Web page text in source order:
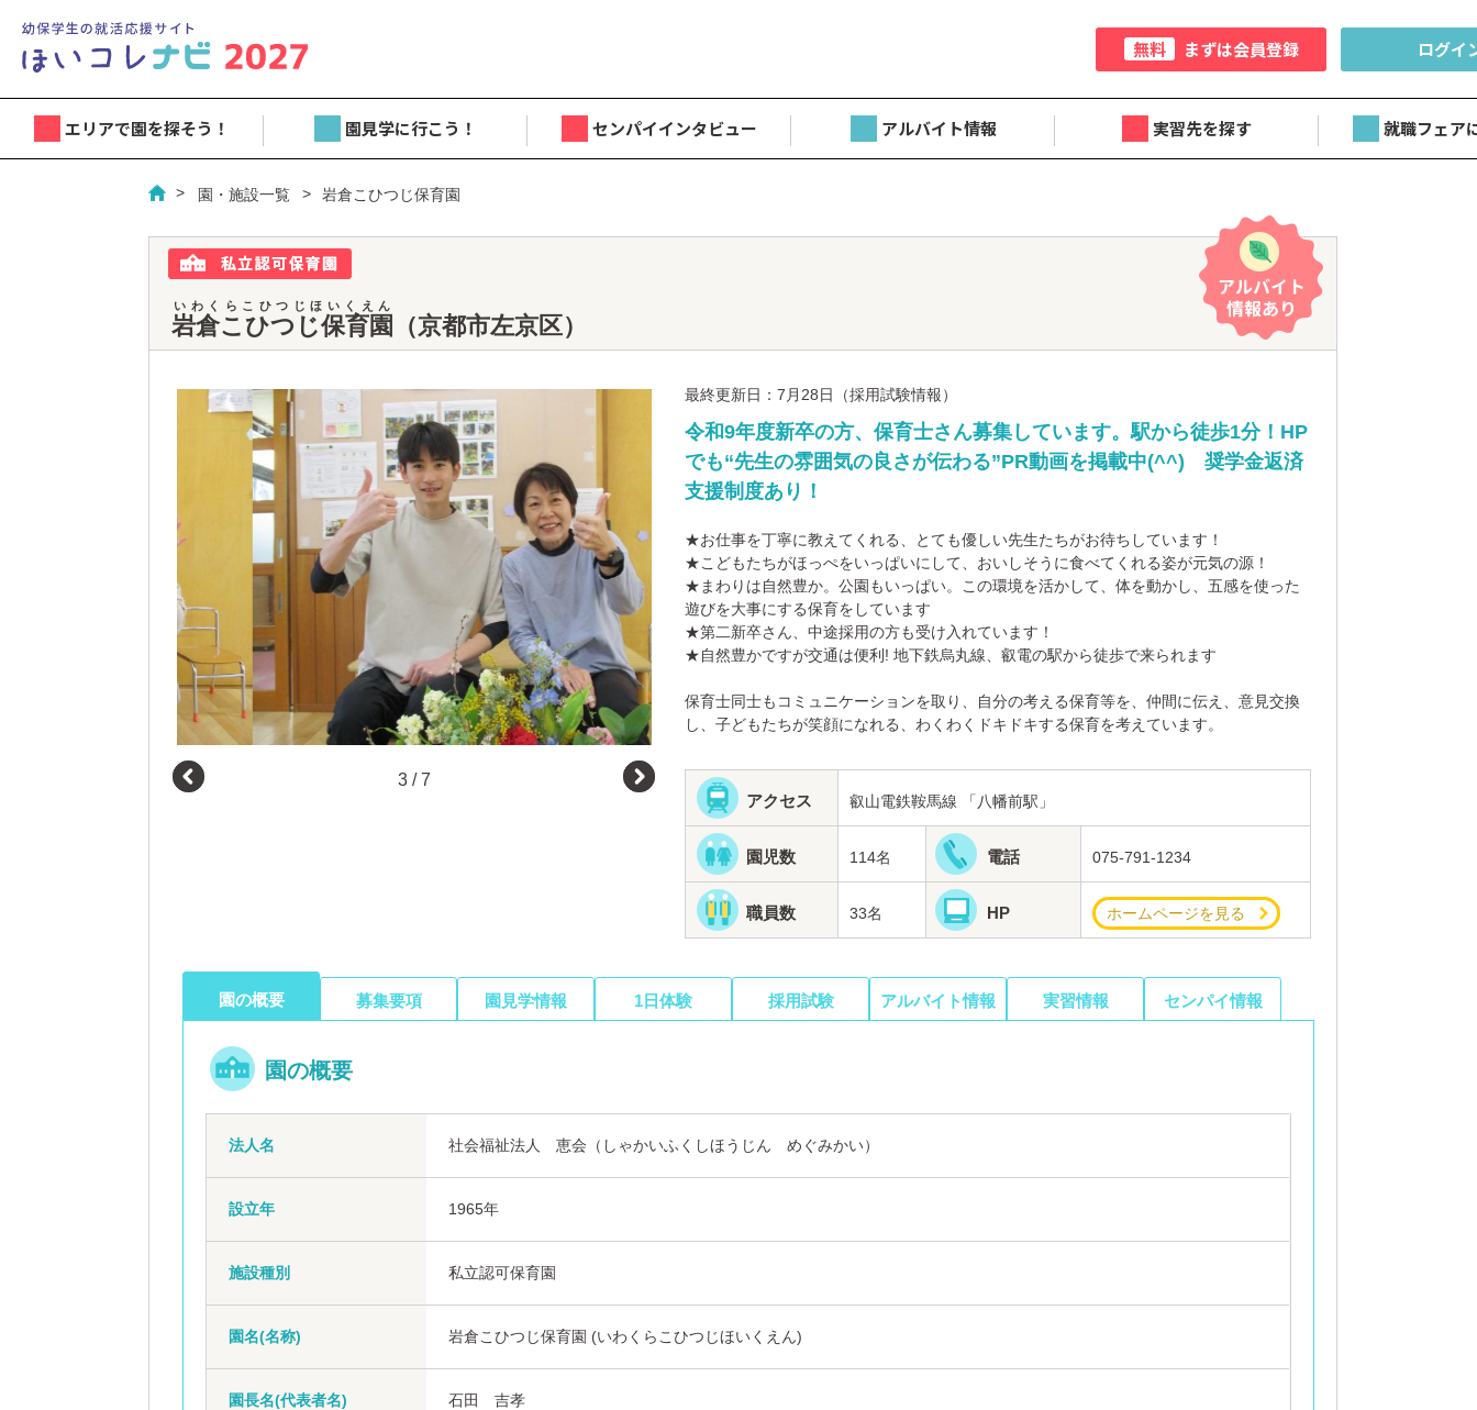
無料 まずは会員登録 ログイ
エリアで園を探そう！ 園見学に行こう！ センパイインタビュー アルバイト情報 実習先を探す 就職フェア
園・施設一覧 岩倉こひつじ保育園
岩倉こひつじ保育園
いわくらこひつじほいくえん
（京都市左京区）
3 /7
最終更新日：7月28日（採用試験情報）
令和9年度新卒の方、保育士さん募集しています。駅から徒歩1分！HP
でも“先生の雰囲気の良さが伝わる”PR動画を掲載中(^^) 奨学金返済
支援制度あり！
★お仕事を丁寧に教えてくれる、とても優しい先生たちがお待ちしています！
★こどもたちがほっぺをいっぱいにして、おいしそうに食べてくれる姿が元気の源！
★まわりは自然豊か。公園もいっぱい。この環境を活かして、体を動かし、五感を使った
遊びを大事にする保育をしています
★第二新卒さん、中途採用の方も受け入れています！
★自然豊かですが交通は便利! 地下鉄烏丸線、叡電の駅から徒歩で来られます
保育士同士もコミュニケーションを取り、自分の考える保育等を、仲間に伝え、意見交換
し、子どもたちが笑顔になれる、わくわくドキドキする保育を考えています。
アクセス 叡山電鉄鞍馬線 「八幡前駅」
園児数 114名 電話 075-791-1234
職員数 33名 HP ホームページを見る
園の概要 募集要項 園見学情報 1日体験 採用試験 アルバイト情報 実習情報 センパイ情報
園の概要
法人名 社会福祉法人 恵会（しゃかいふくしほうじん めぐみかい）
設立年 1965年
施設種別 私立認可保育園
園名(名称) 岩倉こひつじ保育園 (いわくらこひつじほいくえん)
園長名(代表者名) 石田 吉孝